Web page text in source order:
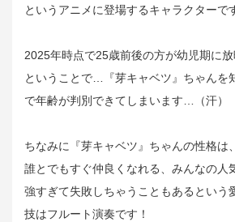
というアニメに登場するキャラクターで
2025年時点で25歳前後の方が幼児期に
ということで…『芽キャベツ』ちゃんを
で年齢が判別できてしまいます…（汗）
ちなみに『芽キャベツ』ちゃんの性格は
誰とでもすぐ仲良くなれる、みんなの人
強すぎて失敗しちゃうこともあるという
技はフルート演奏です！